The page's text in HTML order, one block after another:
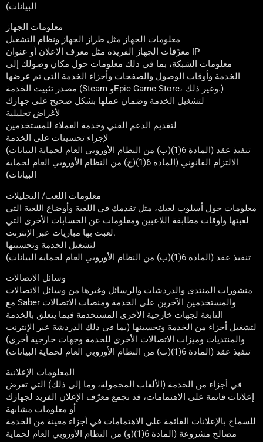
البيانات)
معلومات الجهاز
معلومات الجهاز مثل طراز الجهاز ونظام التشغيل
معرّفات الجهاز الفريدة مثل معرف الإعلان أو عنوان IP
معلومات الشبكة، بما في ذلك معلومات حول مكان وصولك إلى
الخدمة وأوقات الوصول والصفحات وأجزاء الخدمة التي تم عرضها
مصدر تثبيت الخدمة (Steam وEpic Game Store، وغير ذلك.)
لتشغيل الخدمة وضمان عملها بشكل صحيح على جهازك
لأغراض تحليلية
لتقديم الدعم الفني وخدمة العملاء للمستخدمين
لإجراء تحسينات على الخدمة
تنفيذ عقد (المادة 6(1)(ب) من النظام الأوروبي العام لحماية البيانات)
الالتزام القانوني (المادة 6(1)(ج) من النظام الأوروبي العام لحماية
البيانات)
معلومات اللعب/ التحليلات
معلومات حول أسلوب لعبك، مثل تقدمك في اللعبة وأوضاع اللعبة التي
لعبتها وأوقات مطابقة اللاعبين ومعلومات عن الحسابات الأخرى التي
لعبت بها مباريات عبر الإنترنت.
لتشغيل الخدمة وتحسينها
تنفيذ عقد (المادة 6(1)(ب) من النظام الأوروبي العام لحماية البيانات)
وسائل الاتصالات
منشورات المنتدى والدردشات والرسائل وغيرها من وسائل الاتصالات
مع Saber والمستخدمين الآخرين على الخدمة ومنصات الاتصالات
التابعة لجهات خارجية الأخرى المستخدمة فيما يتعلق بالخدمة
لتشغيل أجزاء من الخدمة وتحسينها (بما في ذلك الدردشة عبر الإنترنت
والمنتديات وميزات الاتصالات الأخرى للخدمة وجهات خارجية أخرى)
تنفيذ عقد (المادة 6(1)(ب) من النظام الأوروبي العام لحماية البيانات)
المعلومات الإعلانية
في أجزاء من الخدمة (الألعاب المحمولة، وما إلى ذلك) التي تعرض
إعلانات قائمة على الاهتمامات، قد نجمع معرّف الإعلان الفريد لجهازك
أو معلومات مشابهة
للسماح بالإعلانات القائمة على الاهتمامات في أجزاء معينة من الخدمة
مصالح مشروعة (المادة 6(1)(و) من النظام الأوروبي العام لحماية